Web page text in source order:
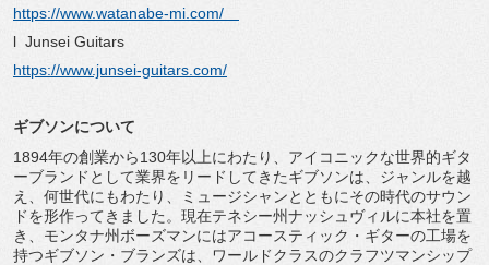
https://www.watanabe-mi.com/
l Junsei Guitars
https://www.junsei-guitars. com/
ギブソンについて
1894年の創業から130年以上にわたり、 アイコニックな世界的ギタ
ーブランドとして業界をリードしてきたギブソンは、ジャンルを越
え、何世代にもわたり、
ミュージシャンとともにその時代のサウン
ドを形作ってきました。 現在テネシー州ナッシュヴィルに本社を置
き、 モンタナ州ボーズマンにはアコースティック・ ギターの工場を
持つギブソン・ブランズは、 ワールドクラスのクラフツマンシップ